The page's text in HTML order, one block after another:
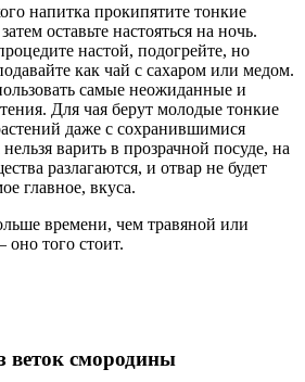
напитка прокипятите тонкие
оставьте настояться на ночь.
настой, подогрейте, но
как чай с сахаром или медом.
самые неожиданные и
Для чая берут молодые тонкие
даже с сохранившимися
варить в прозрачной посуде, на
разлагаются, и отвар не будет
главное, вкуса.
времени, чем травяной или
оно того стоит.
смородины